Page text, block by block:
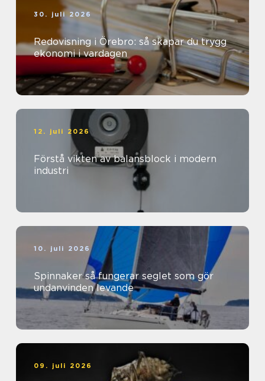
30. juli 2026
Redovisning i Örebro: så skapar du trygg
ekonomi i vardagen
12. juli 2026
Förstå vikten av balansblock i modern
industri
10. juli 2026
Spinnaker så fungerar seglet som gör
undanvinden levande
09. juli 2026